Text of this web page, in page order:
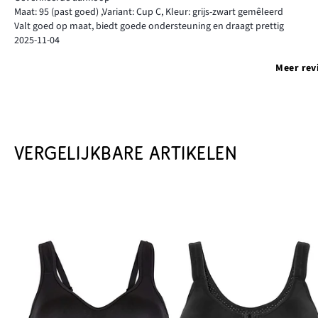
Maat: 95 (past goed) ,Variant: Cup C, Kleur: grijs-zwart gemêleerd
Valt goed op maat, biedt goede ondersteuning en draagt prettig
2025-11-04
Meer
VERGELIJKBARE ARTIKELEN